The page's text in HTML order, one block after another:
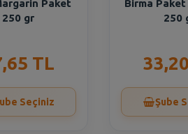
Paket
250 gr
TL
Seçiniz
Birma
250
Şube